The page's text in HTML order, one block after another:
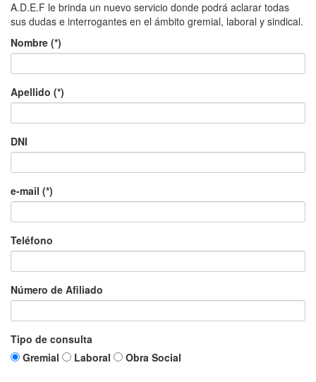
A.D.E.F le brinda un nuevo servicio donde podrá aclarar todas
sus dudas e interrogantes en el ámbito gremial, laboral y sindical.
Nombre (*)
Apellido (*)
DNI
e-mail (*)
Teléfono
Número de Afiliado
Tipo de consulta
Gremial
Laboral
Obra Social